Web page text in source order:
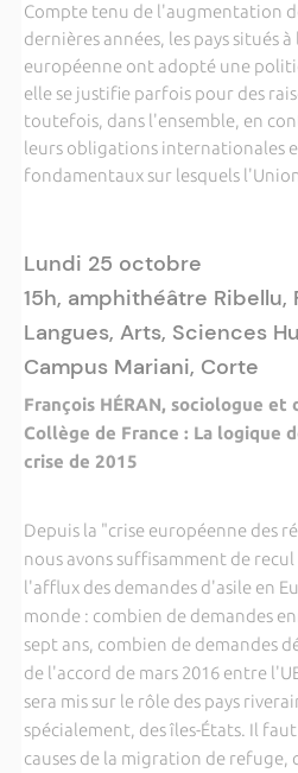
Compte tenu de l'augmentation
dernières années, les pays situés
européenne ont adopté une
elle se justifie parfois pour des
toutefois, dans l'ensemble, en
leurs obligations internationales
fondamentaux sur lesquels
Lundi 25 octobre
15h, amphithéâtre
Langues, Arts, Sciences
Campus Mariani, Corte
François HÉRAN, sociologue et
Collège de France : La logique
crise de 2015
Depuis la "crise européenne des
nous avons suffisamment de
l'afflux des demandes d'asile en
monde : combien de demandes
sept ans, combien de demandes
de l'accord de mars 2016 entre
sera mis sur le rôle des pays
spécialement, des îles-États. Il
causes de la migration de refuge,